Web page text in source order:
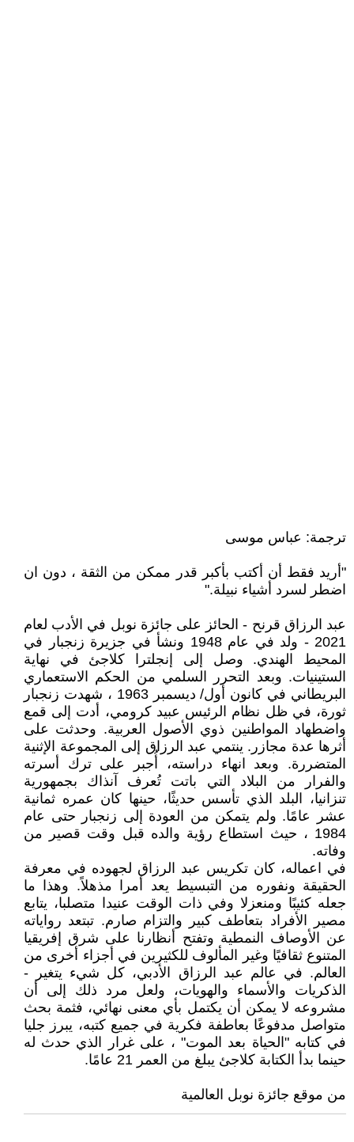
ترجمة: عباس موسى
"أريد فقط أن أكتب بأكبر قدر ممكن من الثقة ، دون ان
اضطر لسرد أشياء نبيلة."
عبد الرزاق قرنح - الحائز على جائزة نوبل في الأدب لعام
2021 - ولد في عام 1948 ونشأ في جزيرة زنجبار في
المحيط الهندي. وصل إلى إنجلترا كلاجئ في نهاية
الستينيات. وبعد التحرر السلمي من الحكم الاستعماري
البريطاني في كانون أول/ ديسمبر 1963 ، شهدت زنجبار
ثورة، في ظل نظام الرئيس عبيد كرومي، أدت إلى قمع
واضطهاد المواطنين ذوي الأصول العربية. وحدثت على
أثرها عدة مجازر. ينتمي عبد الرزاق إلى المجموعة الإثنية
المتضررة. وبعد انهاء دراسته، أُجبر على ترك أسرته
والفرار من البلاد التي باتت تُعرف آنذاك بجمهورية
تنزانيا، البلد الذي تأسس حديثًا، حينها كان عمره ثمانية
عشر عامًا. ولم يتمكن من العودة إلى زنجبار حتى عام
1984 ، حيث استطاع رؤية والده قبل وقت قصير من
وفاته.
في اعماله، كان تكريس عبد الرزاق لجهوده في معرفة
الحقيقة ونفوره من التبسيط يعد أمرا مذهلاً. وهذا ما
جعله كئيبًا ومنعزلا وفي ذات الوقت عنيدا متصلبا، يتابع
مصير الأفراد بتعاطف كبير والتزام صارم. تبتعد رواياته
عن الأوصاف النمطية وتفتح أنظارنا على شرق إفريقيا
المتنوع ثقافيًا وغير المألوف للكثيرين في أجزاء أخرى من
العالم. في عالم عبد الرزاق الأدبي، كل شيء يتغير -
الذكريات والأسماء والهويات، ولعل مرد ذلك إلى أن
مشروعه لا يمكن أن يكتمل بأي معنى نهائي، فثمة بحث
متواصل مدفوعًا بعاطفة فكرية في جميع كتبه، يبرز جليا
في كتابه "الحياة بعد الموت" ، على غرار الذي حدث له
حينما بدأ الكتابة كلاجئ يبلغ من العمر 21 عامًا.
من موقع جائزة نوبل العالمية